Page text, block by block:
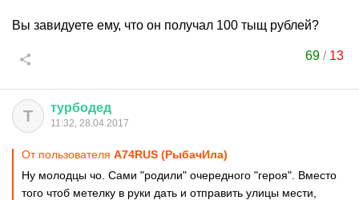
Вы завидуете ему, что он получал 100 тыщ рублей?
69/ 13
Т турбодед
11:32, 28.04.2017
От пользователя A74RUS (РыбачИла)
Ну молодцы чо. Сами "родили" очередного "героя". Вместо
того чтоб метелку в руки дать и отправить улицы мести,